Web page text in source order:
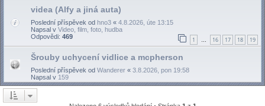
videa (Alfy a jiná auta)
Poslední příspěvek od hno3 « 4.8.2026, úte 13:15
Napsal v Video, film, foto, hudba
Odpovědi: 469 1 … 16 17 18 19
Šrouby uchycení vidlice a mcpherson
Poslední příspěvek od Wanderer « 3.8.2026, pon 19:58
Napsal v 159